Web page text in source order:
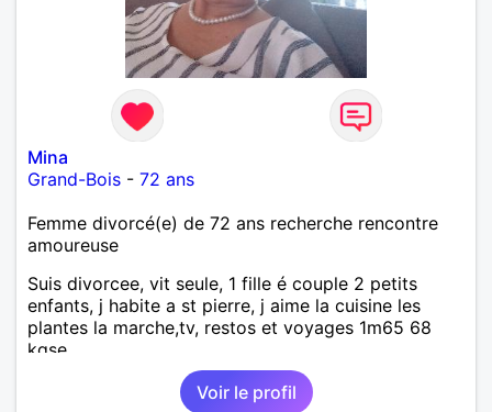
Mina
Grand-Bois - 72 ans
Femme divorcé(e) de 72 ans recherche rencontre
amoureuse
Suis divorcee, vit seule, 1 fille é couple 2 petits
enfants, j habite a st pierre, j aime la cuisine les
plantes la marche,tv, restos et voyages 1m65 68
kgse
Voir le profil